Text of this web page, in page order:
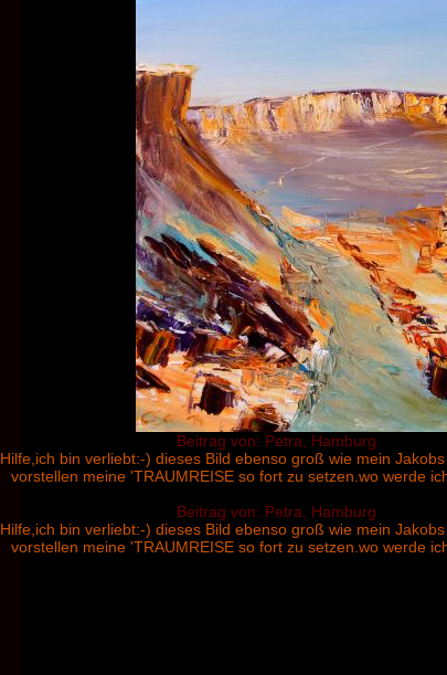
Beitrag von: Petra, Hamburg
Hilfe,ich bin verliebt:-) dieses Bild ebenso groß wie mein
vorstellen meine 'TRAUMREISE so fort zu setzen.wo werde
Beitrag von: Petra, Hamburg
Hilfe,ich bin verliebt:-) dieses Bild ebenso groß wie mein
vorstellen meine 'TRAUMREISE so fort zu setzen.wo werde